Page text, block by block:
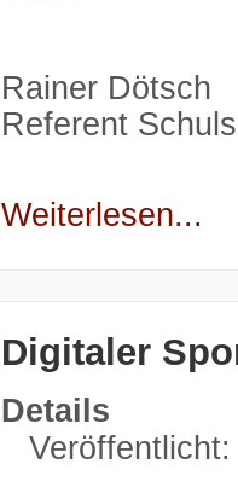
Rainer Dötsch
Referent
Weiterlesen...
Digitaler
Details